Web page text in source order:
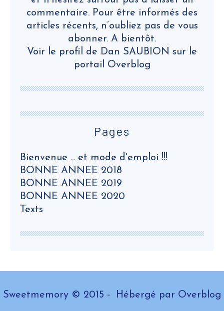
Pages
Bienvenue ... et mode d'emploi !!!
BONNE ANNEE 2018
BONNE ANNEE 2019
BONNE ANNEE 2020
Texts
commentaire. Pour être informés des
articles récents, n’oubliez pas de vous
abonner. A bientôt.
Voir le profil de Dan SAUBION sur le
portail Overblog
Sweetmemory © 2015 - Hébergé par Overblog